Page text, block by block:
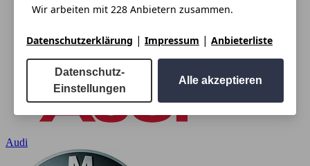
Audi
Wir arbeiten mit 228 Anbietern zusammen.
Datenschutzerklärung | Impressum | Anbieterliste
Datenschutz-
Einstellungen
Alle akzeptieren